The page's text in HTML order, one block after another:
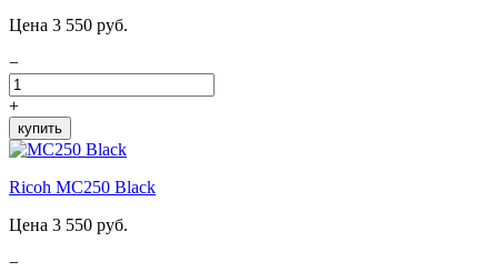
Цена 3 550 руб.
−
+
купить
Ricoh MC250 Black
Цена 3 550 руб.
−